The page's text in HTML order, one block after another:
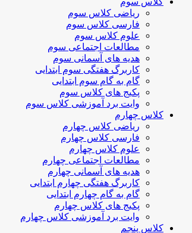
ریاضی کلاس سوم
فارسی کلاس سوم
علوم کلاس سوم
مطالعات اجتماعی سوم
هدیه های آسمانی سوم
کاربرگ هفتگی سوم ابتدایی
گام به گام سوم ابتدایی
پکیج های کلاس سوم
وایت برد آموزشی کلاس سوم
کلاس چهارم
ریاضی کلاس چهارم
فارسی کلاس چهارم
علوم کلاس چهارم
مطالعات اجتماعی چهارم
هدیه های آسمانی چهارم
کاربرگ هفتگی چهارم ابتدایی
گام به گام چهارم ابتدایی
پکیج های کلاس چهارم
وایت برد آموزشی کلاس چهارم
کلاس پنجم